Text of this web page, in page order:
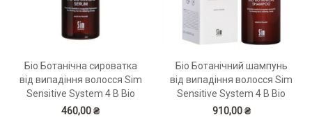
Біо Ботанічна сироватка
від випадіння волосся Sim
Sensitive System 4 B Bio
Botanical Serum 50 мл
460,00 ₴
Біо Ботанічний шампунь
від випадіння волосся Sim
Sensitive System 4 B Bio
Botanical Shampoo 250 мл
910,00 ₴